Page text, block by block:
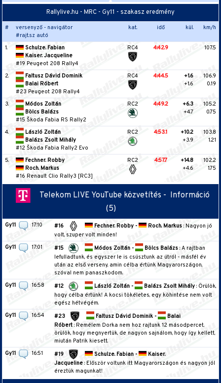
Rallylive.hu - MRC - Gy11 - szakasz eredmény
#
versenyző - navigátor
#rajt.sz autó
kat. idő kül. km/h
1.
Schulze. Fabian
Kaiser. Jacqueline
#19 Peugeot 208 Rally4
RC4 4:42.9 107.5
2.
Faltusz Dávid Dominik
Balai Róbert
#23 Peugeot 208 Rally4
RC4 4:44.5
+1.6
+1.6
106.9
0.19
3.
Módos Zoltán
Bölcs Balázs
#15 Škoda Fabia RS Rally2
RC2 4:49.2
+6.3
+4.7
105.2
0.75
4.
László Zoltán
Balázs Zsolt Mihály
#12 Škoda Fabia Rally2 Evo
RC2 4:53.1
+10.2
+3.9
103.8
1.21
5.
Fechner. Robby
Roch. Markus
#16 Renault Clio Rally3 [RC3]
RC2 4:57.7
+14.8
+4.6
102.2
1.75
Telekom LIVE YouTube közvetítés - Információ
(5)
Gy11 17:10 #16 Fechner. Robby - Roch. Markus: Nagyon jó
volt, szuper volt minden!
Gy11
17:01 #15 Módos Zoltán - Bölcs Balázs: A rajtban
lefulladtunk, és egyszer le is csúsztunk az útról - másfél év
után az első verseny, amin célba értünk Magyarországon,
szóval nem panaszkodom.
Gy11
16:58 #12 László Zoltán - Balázs Zsolt Mihály: Örülök,
hogy célba értünk! A kocsi tökéletes, egy köhintése nem volt
egész hétvégém.
Gy11
16:54 #23 Faltusz Dávid Dominik -
Balai
Róbert: Remélem Dorka nem hoz rajtunk 12 másodpercet,
örülök, hogy megnyertük, de nagyon sajnálom, hogy így kellett,
miután Patrik kiesett.
Gy11
16:51 #19 Schulze. Fabian -
Kaiser.
Jacqueline: Először voltunk itt Magyarországon és nagyon jól
éreztük magunkat!